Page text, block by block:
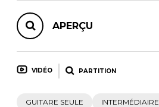
APERÇU
VIDÉO PARTITION
GUITARE SEULE INTERMÉDIAIRE